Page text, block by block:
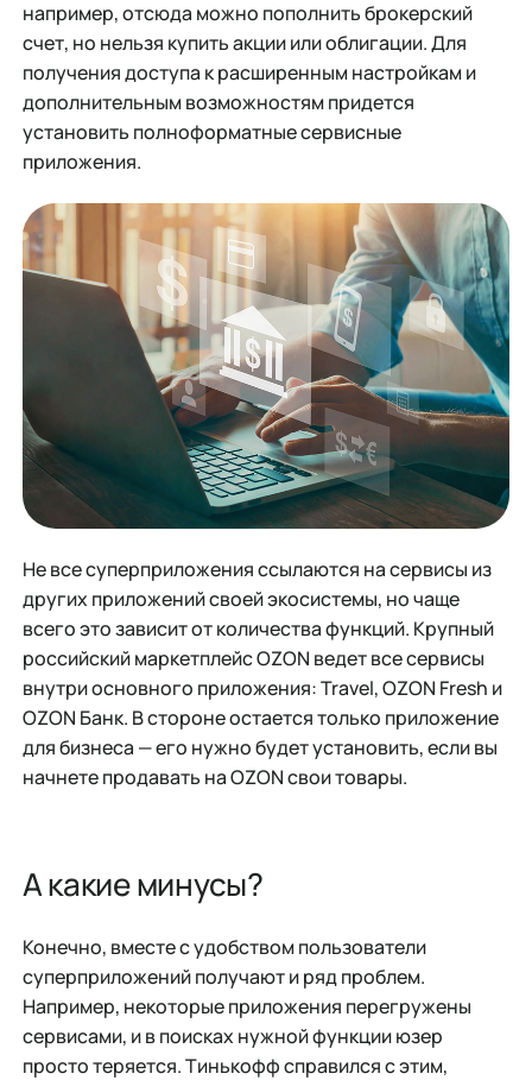
например, отсюда можно пополнить брокерский
счет, но нельзя купить акции или облигации. Для
получения доступа к расширенным настройкам и
дополнительным возможностям придется
установить полноформатные сервисные
приложения.
Не все суперприложения ссылаются на сервисы из
других приложений своей экосистемы, но чаще
всего это зависит от количества функций. Крупный
российский маркетплейс OZON ведет все сервисы
внутри основного приложения: Travel, OZON Fresh и
OZON Банк. В стороне остается только приложение
для бизнеса — его нужно будет установить, если вы
начнете продавать на OZON свои товары.
А какие минусы?
Конечно, вместе с удобством пользователи
суперприложений получают и ряд проблем.
Например, некоторые приложения перегружены
сервисами, и в поисках нужной функции юзер
просто теряется. Тинькофф справился с этим,